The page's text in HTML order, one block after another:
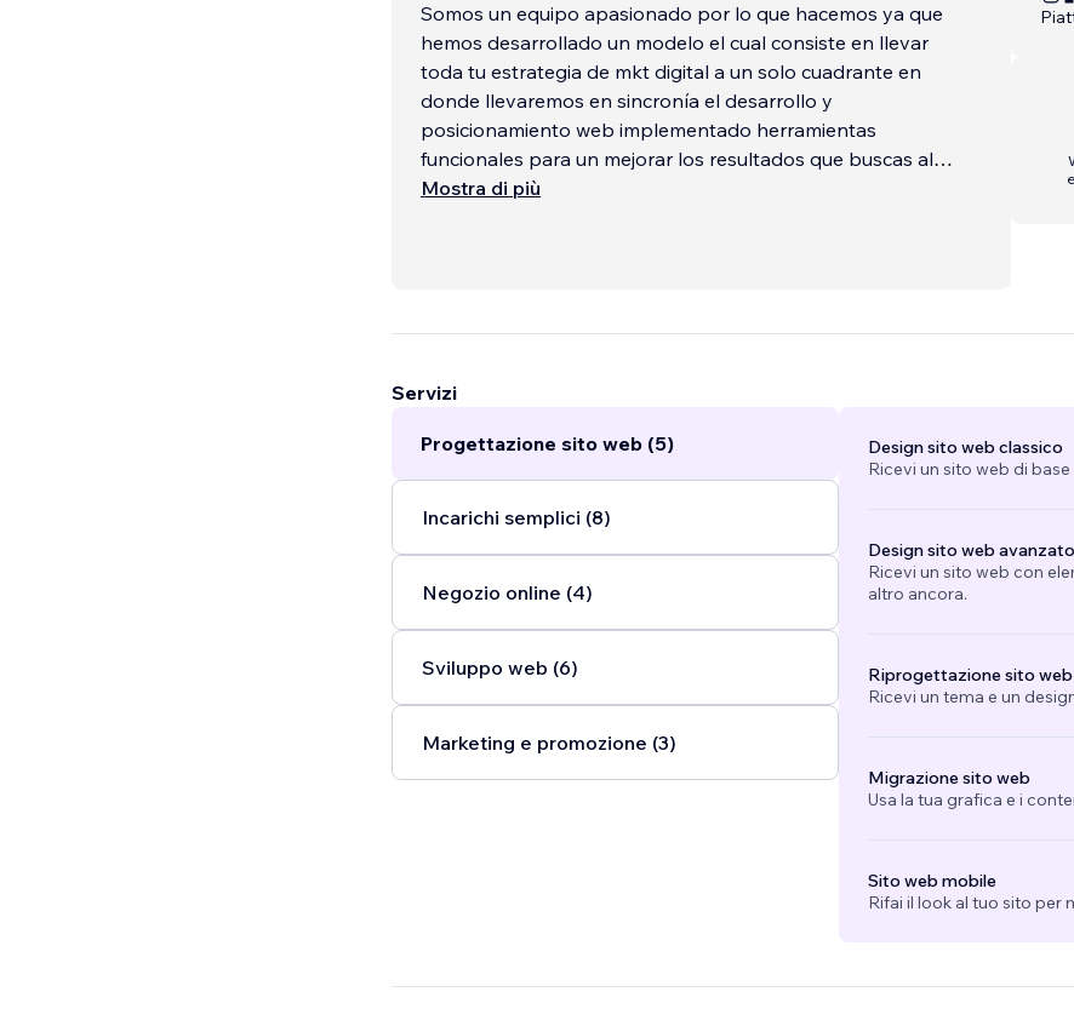
Somos un equipo apasionado por lo que hacemos ya que
hemos desarrollado un modelo el cual consiste en llevar
toda tu estrategia de mkt digital a un solo cuadrante en
donde llevaremos en sincronía el desarrollo y
posicionamiento web implementado herramientas
funcionales para un mejorar los resultados que buscas al
desarrollar tu sitio web con nosotros.
Mostra di più
Servizi
Progettazione sito web (5)
Incarichi semplici (8)
Negozio online (4)
Sviluppo web (6)
Marketing e promozione (3)
Design sito web classico
Ricevi un sito web di
Design sito web avanzato
Ricevi un sito web con
altro ancora.
Riprogettazione sito web
Ricevi un tema e un
Migrazione sito web
Usa la tua grafica e i
Sito web mobile
Rifai il look al tuo sito per